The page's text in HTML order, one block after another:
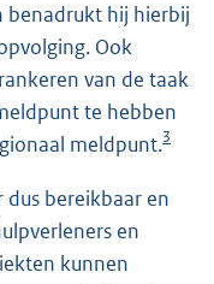
benadrukt hij hierbij
Ook
van de taak
te hebben
meldpunt.3
bereikbaar en
en
kunnen